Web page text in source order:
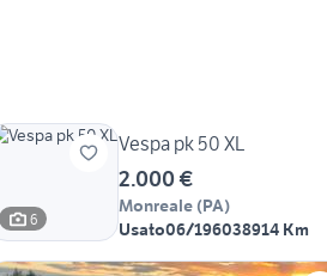
6
Vespa pk 50 XL
2.000 €
Monreale (PA)
Usato06/196038914 Km